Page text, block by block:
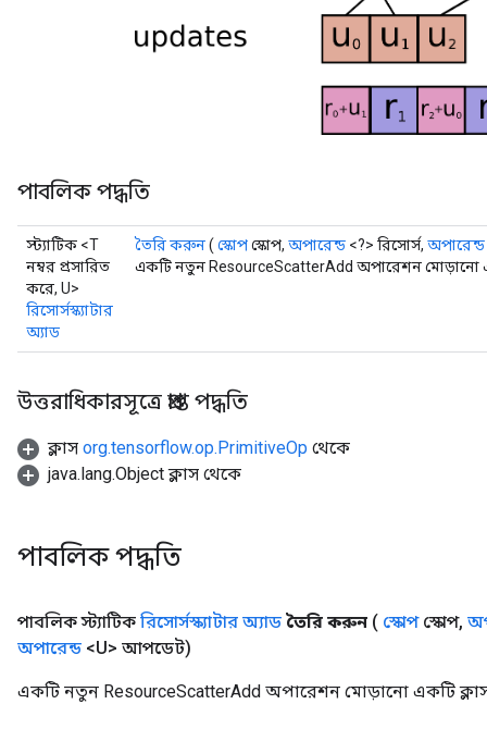
পাবলিক পদ্ধতি
স্ট্যাটিক <T
নম্বর প্রসারিত
করে, U>
রিসোর্সস্ক্যাটার
অ্যাড
তৈরি করুন( স্কোপস্কোপ, অপারেন্ড <?> রিসোর্স, অপারেন্ড
একটি নতুন ResourceScatterAdd অপারেশন মোড়ানো
উত্তরাধিকারসূত্রে প্রাপ্ত পদ্ধতি
ক্লাস org.tensorflow.op.PrimitiveOp থেকে
java.lang.Object ক্লাস থেকে
পাবলিক পদ্ধতি
পাবলিক স্ট্যাটিক রিসোর্সস্ক্যাটার অ্যাড তৈরি করুন ( স্কোপস্কোপ,
অপারেন্ড <U> আপডেট)
একটি নতুন ResourceScatterAdd অপারেশন মোড়ানো একটি ক্লাস